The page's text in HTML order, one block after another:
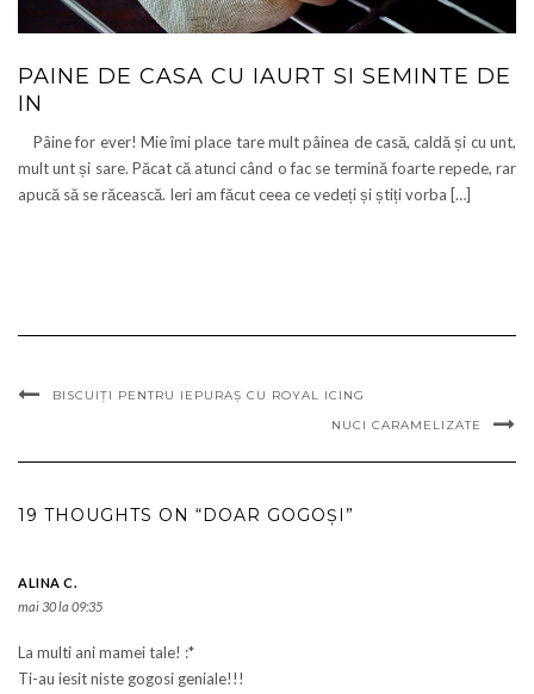
PAINE DE CASA CU IAURT SI SEMINTE DE
IN
Pâine for ever! Mie îmi place tare mult pâinea de casă, caldă și cu unt,
mult unt și sare. Păcat că atunci când o fac se termină foarte repede, rar
apucă să se răcească. Ieri am făcut ceea ce vedeți și știți vorba […]
BISCUIŢI PENTRU IEPURAŞ CU ROYAL ICING
NUCI CARAMELIZATE
19 THOUGHTS ON “DOAR GOGOȘI”
ALINA C.
mai 30 la 09:35
La multi ani mamei tale! :*
Ti-au iesit niste gogosi geniale!!!